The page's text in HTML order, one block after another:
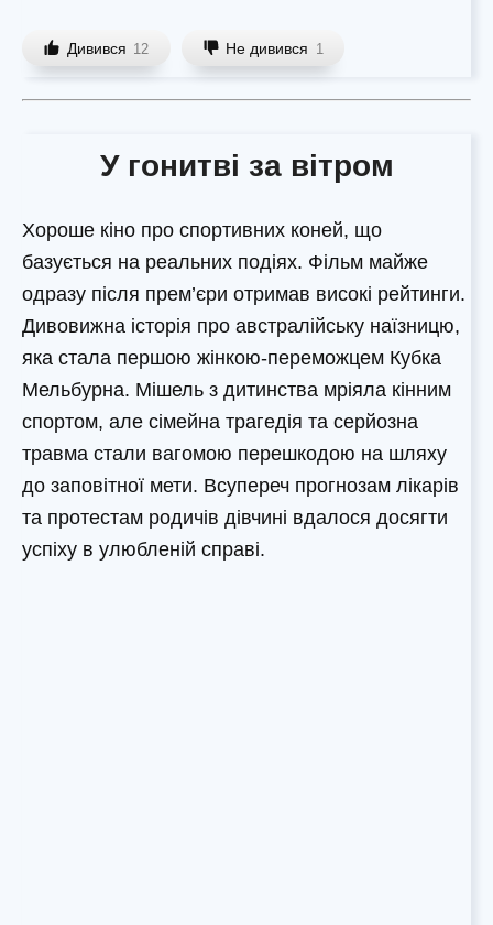
Дивився 12 Не дивився 1
У гонитві за вітром
Хороше кіно про спортивних коней, що
базується на реальних подіях. Фільм майже
одразу після прем’єри отримав високі рейтинги.
Дивовижна історія про австралійську наїзницю,
яка стала першою жінкою-переможцем Кубка
Мельбурна. Мішель з дитинства мріяла кінним
спортом, але сімейна трагедія та серйозна
травма стали вагомою перешкодою на шляху
до заповітної мети. Всупереч прогнозам лікарів
та протестам родичів дівчині вдалося досягти
успіху в улюбленій справі.